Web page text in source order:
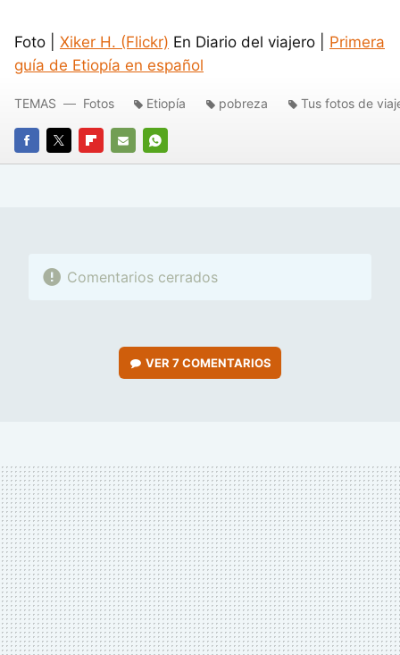
Foto | Xiker H. (Flickr) En Diario del viajero | Primera
guía de Etiopía en español
FACEBOOK
TWITTERFLIPBOARD
E-
WHATSAPP
TEMAS Fotos Etiopía pobreza Tus fotos de
Comentarios cerrados
VER7 COMENTARIOS